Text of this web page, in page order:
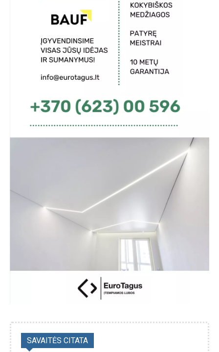
SAVAITĖS CITATA